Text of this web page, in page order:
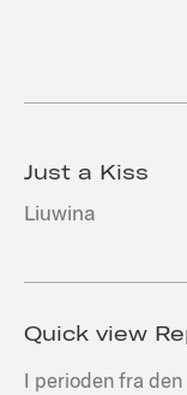
Just a Kiss
Liuwina
Quick view
I perioden fra den